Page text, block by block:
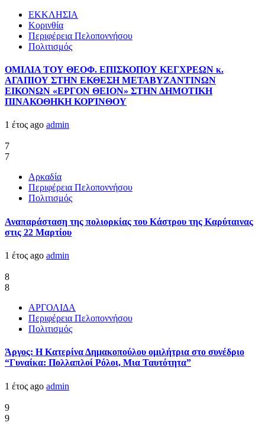
ΕΚΚΛΗΣΙΑ
Κορινθία
Περιφέρεια Πελοποννήσου
Πολιτισμός
ΟΜΙΛΙΑ ΤΟΥ ΘΕΟΦ. ΕΠΙΣΚΟΠΟΥ ΚΕΓΧΡΕΩΝ κ.
ΑΓΑΠΙΟΥ ΣΤΗΝ ΕΚΘΕΣΗ ΜΕΤΑΒΥΖΑΝΤΙΝΩΝ
ΕΙΚΟΝΩΝ «ΕΡΓΟΝ ΘΕΙΟΝ» ΣΤΗΝ ΔΗΜΟΤΙΚΗ
ΠΙΝΑΚΟΘΗΚΗ ΚΟΡΊΝΘΟΥ
1 έτος ago admin
7
7
Αρκαδία
Περιφέρεια Πελοποννήσου
Πολιτισμός
Αναπαράσταση της πολιορκίας του Κάστρου της Καρύταινας
στις 22 Μαρτίου
1 έτος ago admin
8
8
ΑΡΓΟΛΙΔΑ
Περιφέρεια Πελοποννήσου
Πολιτισμός
Άργος: Η Κατερίνα Δημακοπούλου ομιλήτρια στο συνέδριο
“Γυναίκα: Πολλαπλοί Ρόλοι, Μια Ταυτότητα”
1 έτος ago admin
9
9